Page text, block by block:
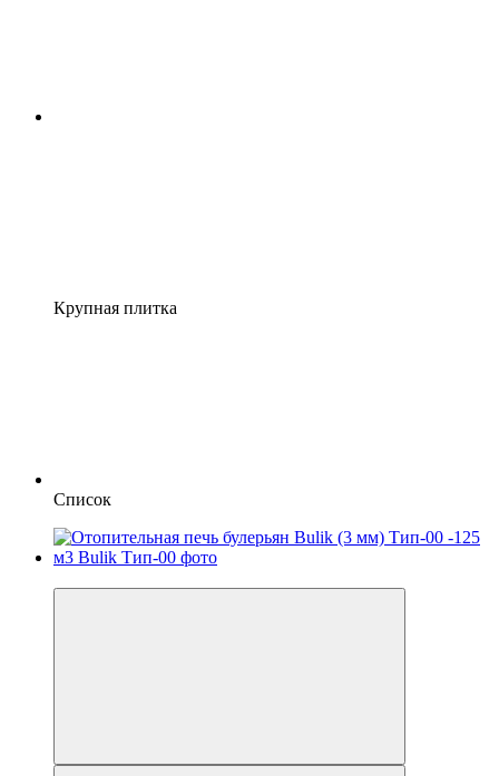
Крупная плитка
Список